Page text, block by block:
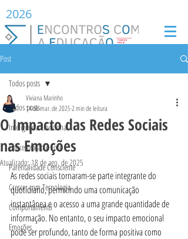
2026
Post
Todos posts
Inteligência Emocional
Concentração e Foco
Parentalidade Consciente
Crescer com Tecnologia
Comportamento
Emoções
Todos posts
O Impacto das Redes Sociais
nas Emoções
Viviana Marinho
14 de mar. de 20252 min de leitura
Atualizado:18 de ago. de 2025
As redes sociais tornaram-se parte integrante do
quotidiano, permitindo uma comunicação
instantânea e o acesso a uma grande quantidade de
informação. No entanto, o seu impacto emocional
pode ser profundo, tanto de forma positiva como